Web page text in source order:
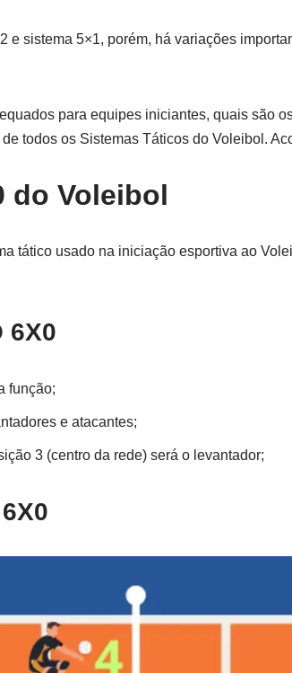
e sistema 5×1, porém, há variações
para equipes iniciantes, quais são
todos os Sistemas Táticos do Voleibol.
do Voleibol
tático usado na iniciação esportiva ao
6X0
função;
e atacantes;
3 (centro da rede) será o levantador;